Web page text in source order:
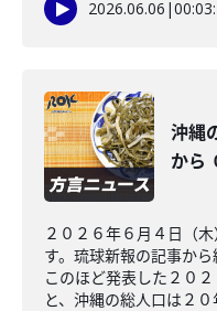
2026.06.06 |
沖縄
から
２０２６年６月４日（
す。琉球新報の記事か
このほど発表した２０
と、沖縄の総人口は２